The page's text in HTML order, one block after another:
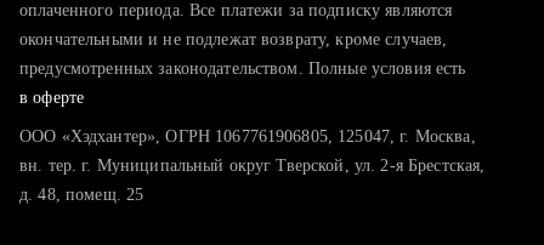
оплаченного периода. Все платежи за подписку являются
окончательными и не подлежат возврату, кроме случаев,
предусмотренных законодательством. Полные условия есть
в оферте
ООО «Хэдхантер», ОГРН 1067761906805, 125047, г. Москва,
вн. тер. г. Муниципальный округ Тверской, ул. 2-я Брестская,
д. 48, помещ. 25